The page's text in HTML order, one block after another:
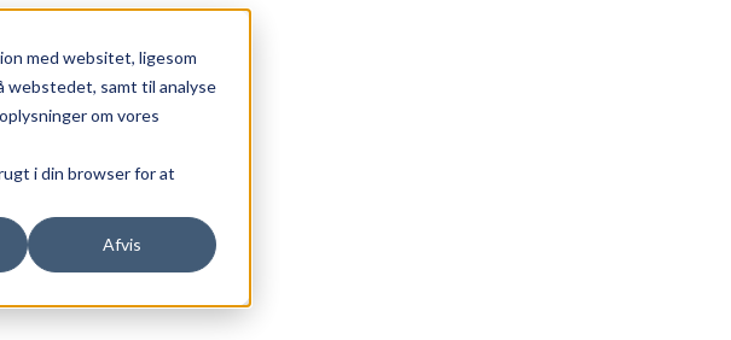
med websitet, ligesom
webstedet, samt til analyse
om vores
i din browser for at
Afvis